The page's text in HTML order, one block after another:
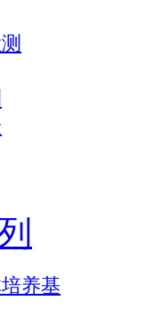
养基